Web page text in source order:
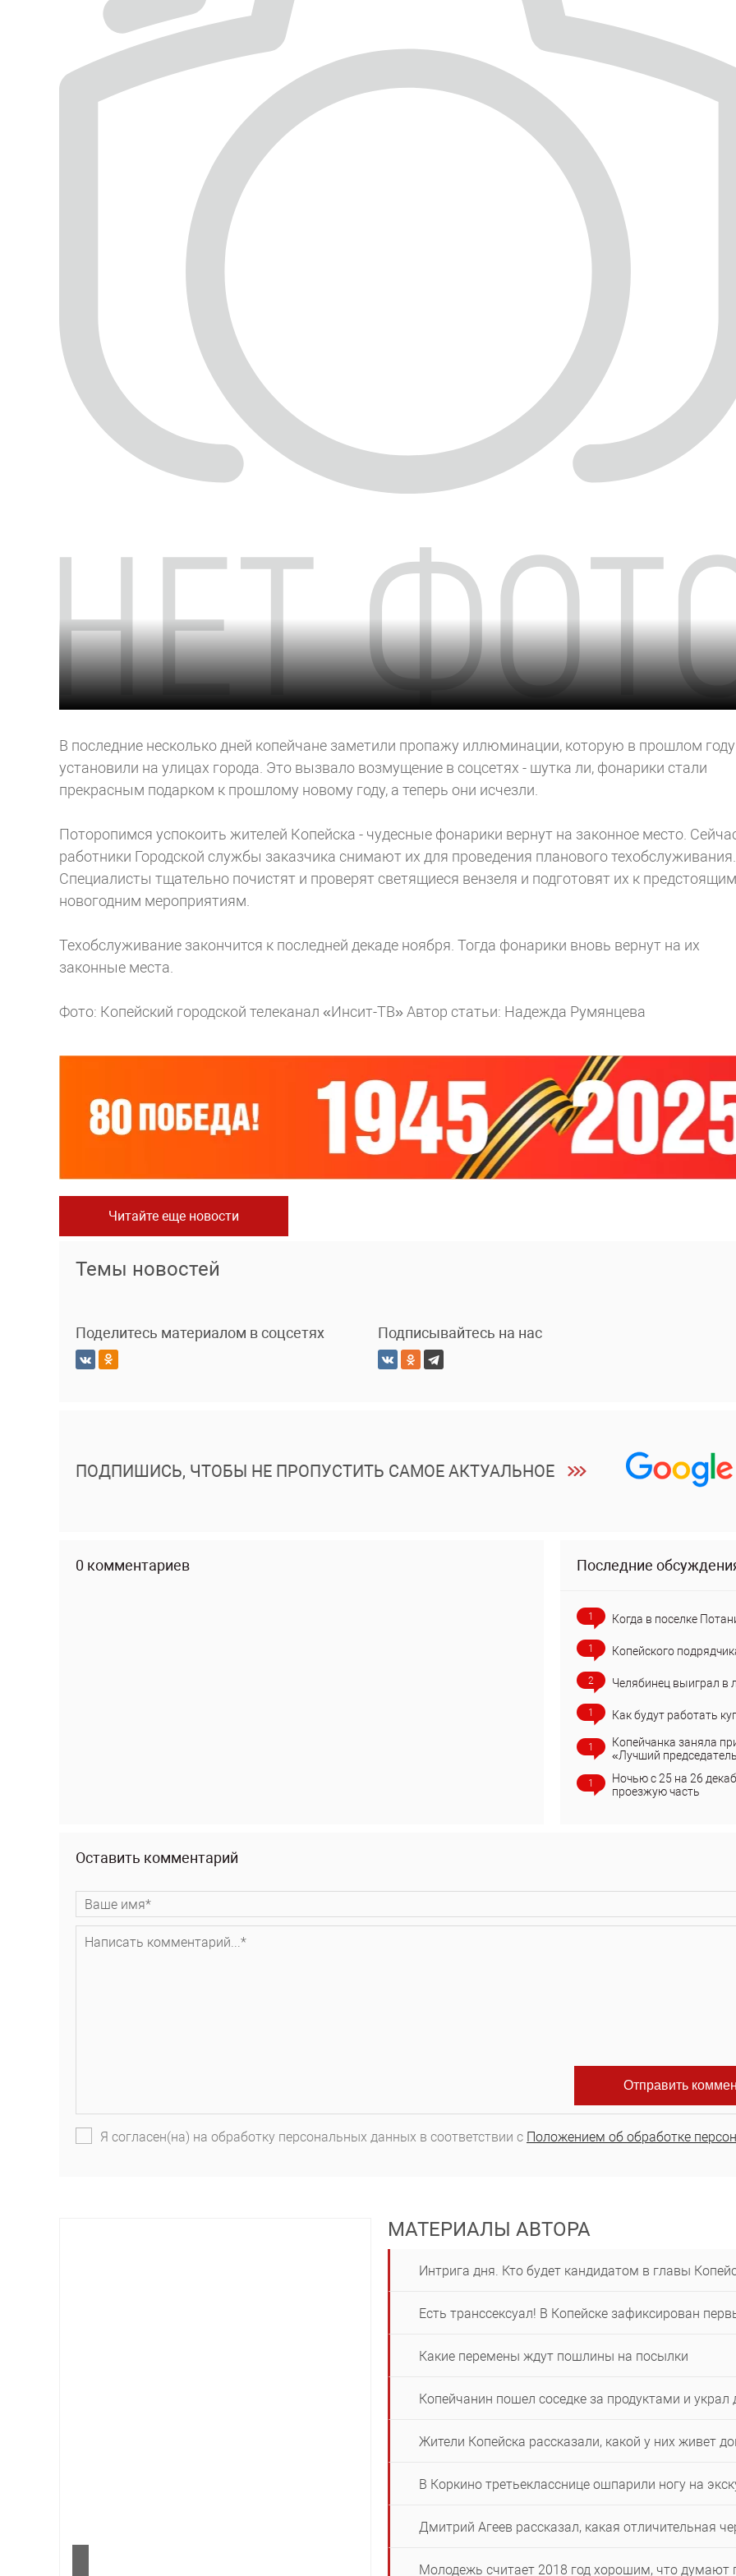
В последние несколько дней копейчане заметили пропажу иллюминации, которую в прошлом году
установили на улицах города. Это вызвало возмущение в соцсетях - шутка ли, фонарики стали
прекрасным подарком к прошлому новому году, а теперь они исчезли.
Поторопимся успокоить жителей Копейска - чудесные фонарики вернут на законное место.
работники Городской службы заказчика снимают их для проведения планового техобслуживания.
Специалисты тщательно почистят и проверят светящиеся вензеля и подготовят их к предстоящим
новогодним мероприятиям.
Техобслуживание закончится к последней декаде ноября. Тогда фонарики вновь вернут на их
законные места.
Фото: Копейский городской телеканал «Инсит-ТВ»Автор статьи: Надежда Румянцева
Читайте еще новости
Темы новостей
Поделитесь материалом в соцсетях Подписывайтесь на нас
ПОДПИШИСЬ, ЧТОБЫ НЕ ПРОПУСТИТЬ САМОЕ АКТУАЛЬНОЕ
0 комментариев Последние
1 Когда в поселке
1 Копейского
2 Челябинец выиграл в
1 Как будут работать
1
Копейчанка заняла
«Лучший
1
Ночью с 25 на 26
проезжую часть
Оставить комментарий
Я согласен(на) на обработку персональных данных в соответствии с Положением об обработке
МАТЕРИАЛЫ АВТОРА
Интрига дня. Кто будет кандидатом в главы
Есть транссексуал! В Копейске зафиксирован
Какие перемены ждут пошлины на посылки
Копейчанин пошел соседке за продуктами и украл
Жители Копейска рассказали, какой у них живет
В Коркино третьекласснице ошпарили ногу на
Дмитрий Агеев рассказал, какая отличительная
Молодежь считает 2018 год хорошим, что думают